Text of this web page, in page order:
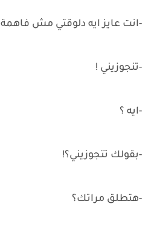
-انت عايز ايه دلوقتي مش فاهمة
-تنجوزيني !
-ايه ؟
-بقولك تتجوزيني؟!
-هتطلق مراتك؟